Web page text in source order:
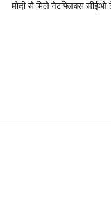
मोदी से मिले नेटफ्लिक्स सीईओ